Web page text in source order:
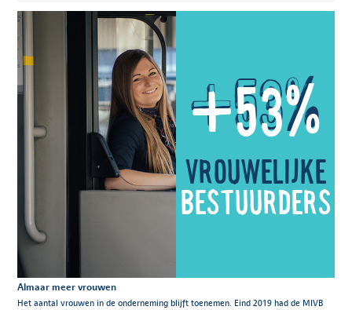
+53%
vrouwelijke
bestuurders
Almaar meer vrouwen
Het aantal vrouwen in de onderneming blijft toenemen. Eind 2019 had de MIVB